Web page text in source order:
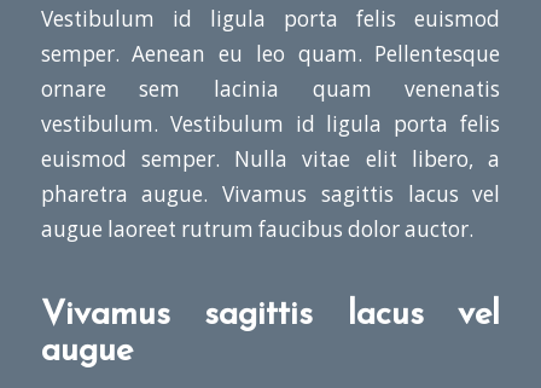
Vestibulum id ligula porta felis euismod
semper. Aenean eu leo quam. Pellentesque
ornare sem lacinia quam venenatis
vestibulum. Vestibulum id ligula porta felis
euismod semper. Nulla vitae elit libero, a
pharetra augue. Vivamus sagittis lacus vel
augue laoreet rutrum faucibus dolor auctor.
Vivamus sagittis lacus vel
augue